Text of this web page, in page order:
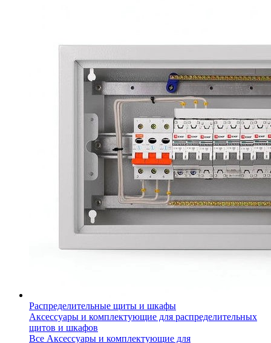
Распределительные щиты и шкафы
Аксессуары и комплектующие для распределительных
щитов и шкафов
Все Аксессуары и комплектующие для